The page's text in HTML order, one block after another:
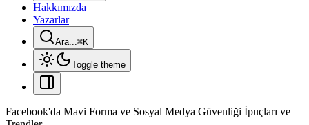
Hakkımızda
Yazarlar
Ara...⌘K
Toggle theme
Facebook'da Mavi Forma ve Sosyal Medya Güvenliği İpuçları ve